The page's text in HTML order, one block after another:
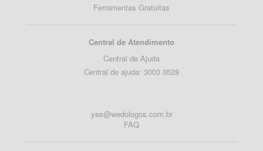
Ferramentas Gratuitas
Central de Atendimento
Central de Ajuda
Central de ajuda: 3003 0528
yes@wedologos.com.br
FAQ